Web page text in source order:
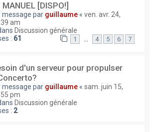
MANUEL [DISPO!]
message par guillaume « ven. avr. 24,
am
Discussion générale
: 61 1 … 4 5 6 7
d'un serveur pour propulser
message par guillaume « sam. juin 15,
pm
Discussion générale
: 2